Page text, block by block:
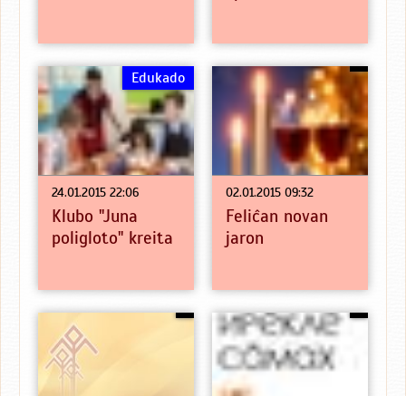
24.01.2015 22:06
Edukado
Klubo "Juna
poligloto" kreita
02.01.2015 09:32
Feliĉan novan
jaron